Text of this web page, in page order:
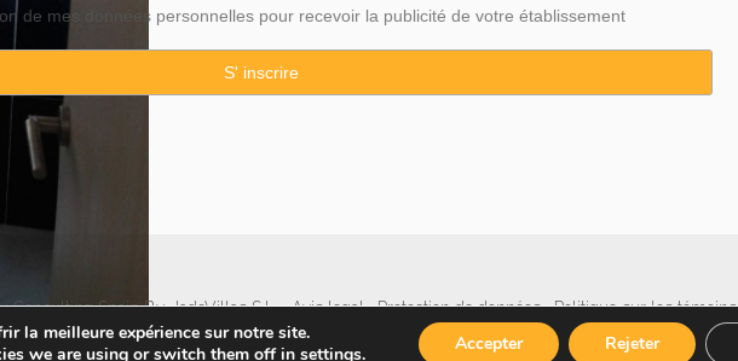
de mes données personnelles pour recevoir la publicité de votre établissement
Consulting Spain By JadeVillas S.L. ·Avis legal·Protection de données·Politique sur les témoins
la meilleure expérience sur notre site.
we are using or switch them off in settings. Accepter Rejeter